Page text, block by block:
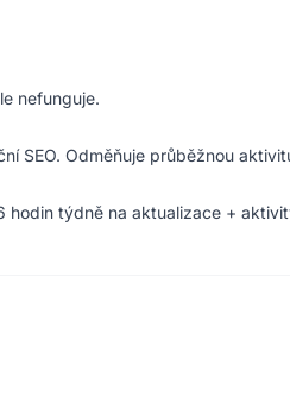
nefunguje.
SEO. Odměňuje průběžnou
hodin týdně na aktualizace +